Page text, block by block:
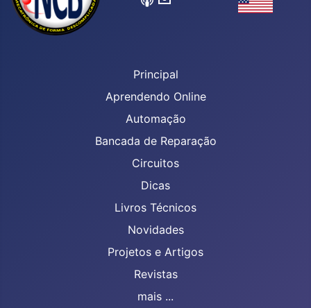
Principal
Aprendendo Online
Automação
Bancada de Reparação
Circuitos
Dicas
Livros Técnicos
Novidades
Projetos e Artigos
Revistas
mais ...